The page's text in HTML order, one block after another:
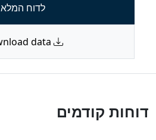
לדוח המלא
דוחות קודמים